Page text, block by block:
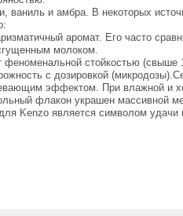
ваниль и амбра. В некоторых
аромат. Его часто
молоком.
феноменальной стойкостью
с дозировкой
эффектом. При влажной и
флакон украшен массивной
Kenzo является символом удачи